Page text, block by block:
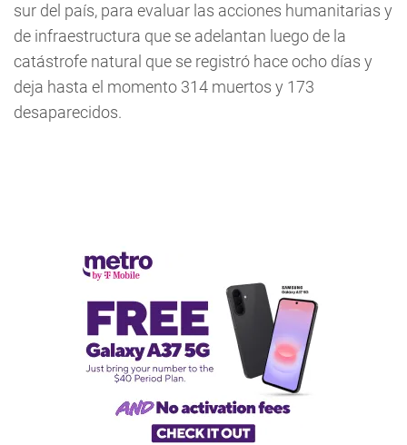
sur del país, para evaluar las acciones humanitarias y
de infraestructura que se adelantan luego de la
catástrofe natural que se registró hace ocho días y
deja hasta el momento 314 muertos y 173
desaparecidos.